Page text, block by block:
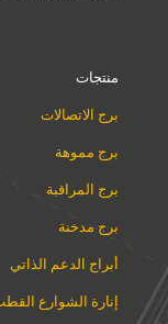
منتجات
برج الاتصالات
برج مموهة
برج المراقبة
برج مدخنة
أبراج الدعم الذاتي
إنارة الشوارع